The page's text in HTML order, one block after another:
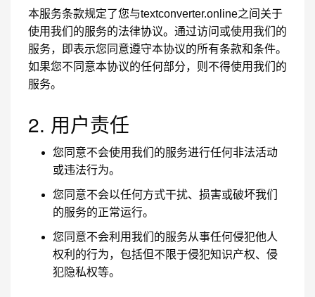
本服务条款规定了您与textconverter.online之间关于
使用我们的服务的法律协议。通过访问或使用我们的
服务，即表示您同意遵守本协议的所有条款和条件。
如果您不同意本协议的任何部分，则不得使用我们的
服务。
2. 用户责任
您同意不会使用我们的服务进行任何非法活动
或违法行为。
您同意不会以任何方式干扰、损害或破坏我们
的服务的正常运行。
您同意不会利用我们的服务从事任何侵犯他人
权利的行为，包括但不限于侵犯知识产权、侵
犯隐私权等。